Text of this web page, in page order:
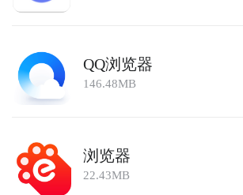
QQ浏览器
146.48MB
浏览器
22.43MB